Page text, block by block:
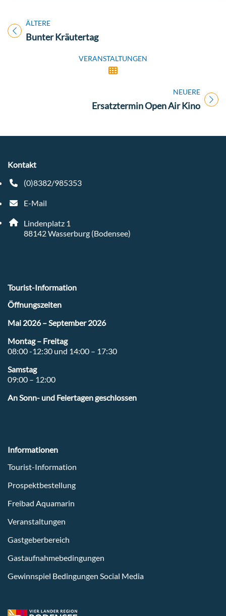
ÄLTERE
Titel für Veranstaltung
Bunter Kräutertag
VERANSTALTUNGEN
NEUERE
Titel für Veranstaltung
Ersatztermin Open Air Kino
Kontakt
(0)8382/985353
Telefonnummer: 4 9 8 3 8 2 9 8 5 3 5 3
E-Mail
E-Mail Adresse: tourist-info@wasserburg-bodensee.de
Adresse:
Lindenplatz 1
88142, 8 8 1 4 2
Wasserburg (Bodensee)
Tourist-Information
Öffnungszeiten
Mai 2026 – September 2026
Montag – Freitag
08:00 -12:30 und 14:00 – 17:30
Samstag
09:00 – 12:00
An Sonn- und Feiertagen geschlossen
Informationen
Tourist-Information
Prospektbestellung
Freibad Aquamarin
Veranstaltungen
Gastgeberbereich
Gastaufnahmebedingungen
Gewinnspiel Bedingungen Social Media